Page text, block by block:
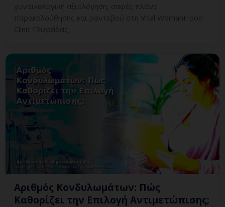
γυναικολογική αξιολόγηση, σαφές πλάνο
παρακολούθησης και ραντεβού στη Vital WomanHood
Clinic Γλυφάδας.
Αριθμός Κονδυλωμάτων: Πώς
Καθορίζει την Επιλογή Αντιμετώπισης;